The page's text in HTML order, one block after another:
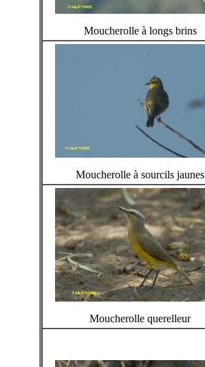
Moucherolle à longs brins
Moucherolle à sourcils jaunes
Moucherolle querelleur